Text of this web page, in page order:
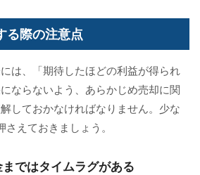
る際の注意点
は、「期待したほどの利益が得られ
ならないよう、あらかじめ売却に関
しておかなければなりません。少な
えておきましょう。
ではタイムラグがある